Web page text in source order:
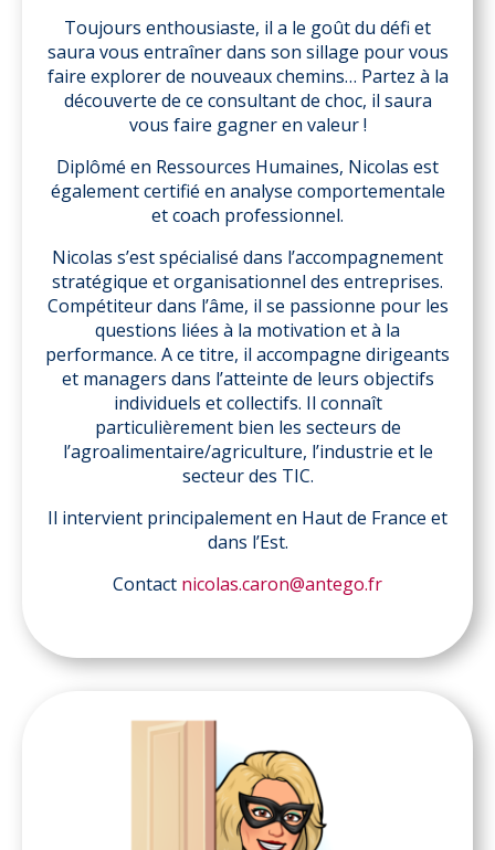
Toujours enthousiaste, il a le goût du défi et
saura vous entraîner dans son sillage pour vous
faire explorer de nouveaux chemins… Partez à la
découverte de ce consultant de choc, il saura
vous faire gagner en valeur !
Diplômé en Ressources Humaines, Nicolas est
également certifié en analyse comportementale
et coach professionnel.
Nicolas s’est spécialisé dans l’accompagnement
stratégique et organisationnel des entreprises.
Compétiteur dans l’âme, il se passionne pour les
questions liées à la motivation et à la
performance. A ce titre, il accompagne dirigeants
et managers dans l’atteinte de leurs objectifs
individuels et collectifs. Il connaît
particulièrement bien les secteurs de
l’agroalimentaire/agriculture, l’industrie et le
secteur des TIC.
Il intervient principalement en Haut de France et
dans l’Est.
Contact nicolas.caron@antego.fr